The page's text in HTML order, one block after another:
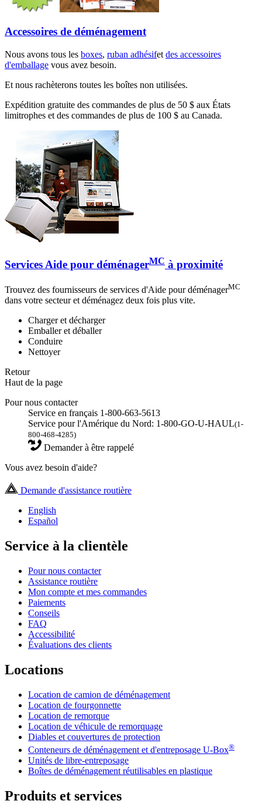
Accessoires de déménagement
Nous avons tous les boxes, ruban adhésifet des accessoires
d'emballage vous avez besoin.
Et nous rachèterons toutes les boîtes non utilisées.
Expédition gratuite des commandes de plus de 50 $ aux États
limitrophes et des commandes de plus de 100 $ au Canada.
Services Aide pour déménagerMC à proximité
Trouvez des fournisseurs de services d'Aide pour déménagerMC
dans votre secteur et déménagez deux fois plus vite.
Charger et décharger
Emballer et déballer
Conduire
Nettoyer
Retour
Haut de la page
Pour nous contacter
Service en français 1-800-663-5613
Service pour l'Amérique du Nord: 1-800-GO-U-HAUL(1-
800-468-4285)
Demander à être rappelé
Vous avez besoin d'aide?
Demande d'assistance routière
English
Español
Service à la clientèle
Pour nous contacter
Assistance routière
Mon compte et mes commandes
Paiements
Conseils
FAQ
Accessibilité
Évaluations des clients
Locations
Location de camion de déménagement
Location de fourgonnette
Location de remorque
Location de véhicule de remorquage
Diables et couvertures de protection
Conteneurs de déménagement et d'entreposage U-Box®
Unités de libre-entreposage
Boîtes de déménagement réutilisables en plastique
Produits et services